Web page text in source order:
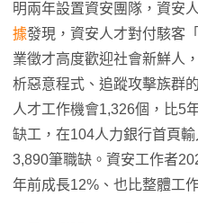
明兩年設置資安團隊，資安
據發現，資安人才對付駭客
業徵才高度歡迎社會新鮮人
析惡意程式、追蹤攻擊族群
人才工作機會1,326個，比5
缺工，在104人力銀行首頁
3,890筆職缺。資安工作者
年前成長12%、也比整體工